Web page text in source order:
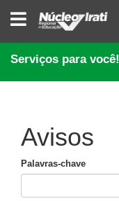
NÚCLEO
REGIONAL
EDUCAÇÃO
DE
IRATI
Serviços para você!
Avisos
Palavras-chave